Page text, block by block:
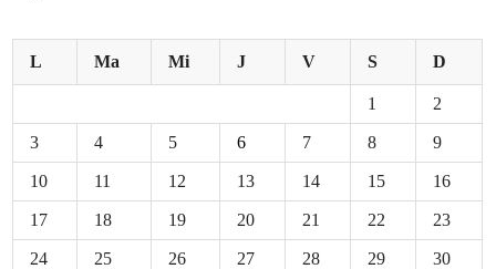
L Ma Mi J V S D
1 2
3 4 5 6 7 8 9
10 11 12 13 14 15 16
17 18 19 20 21 22 23
24 25 26 27 28 29 30